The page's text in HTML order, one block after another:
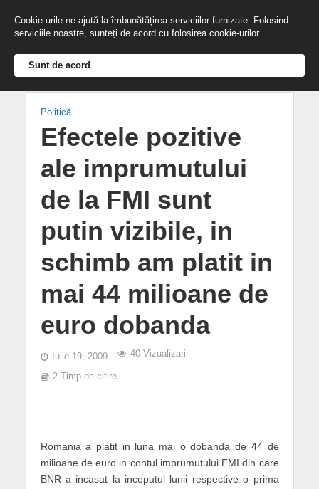
Politică
Efectele pozitive
ale imprumutului
de la FMI sunt
putin vizibile, in
schimb am platit in
mai 44 milioane de
euro dobanda
Iulie 19, 2009 40 Vizualizari
2 Timp de citire
Romania a platit in luna mai o dobanda de 44 de
milioane de euro in contul imprumutului FMI din care
BNR a incasat la inceputul lunii respective o prima
Cookie-urile ne ajută la îmbunătățirea serviciilor furnizate. Folosind
serviciile noastre, sunteți de acord cu folosirea cookie-urilor.
Sunt de acord